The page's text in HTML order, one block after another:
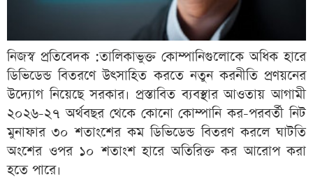
নিজস্ব প্রতিবেদক :তালিকাভুক্ত কোম্পানিগুলোকে অধিক হারে
ডিভিডেন্ড বিতরণে উৎসাহিত করতে নতুন করনীতি প্রণয়নের
উদ্যোগ নিয়েছে সরকার। প্রস্তাবিত ব্যবস্থার আওতায় আগামী
২০২৬-২৭ অর্থবছর থেকে কোনো কোম্পানি কর-পরবর্তী নিট
মুনাফার ৩০ শতাংশের কম ডিভিডেন্ড বিতরণ করলে ঘাটতি
অংশের ওপর ১০ শতাংশ হারে অতিরিক্ত কর আরোপ করা
হতে পারে।